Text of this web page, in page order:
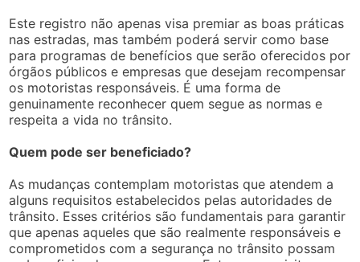
Este registro não apenas visa premiar as boas práticas
nas estradas, mas também poderá servir como base
para programas de benefícios que serão oferecidos por
órgãos públicos e empresas que desejam recompensar
os motoristas responsáveis. É uma forma de
genuinamente reconhecer quem segue as normas e
respeita a vida no trânsito.
Quem pode ser beneficiado?
As mudanças contemplam motoristas que atendem a
alguns requisitos estabelecidos pelas autoridades de
trânsito. Esses critérios são fundamentais para garantir
que apenas aqueles que são realmente responsáveis e
comprometidos com a segurança no trânsito possam